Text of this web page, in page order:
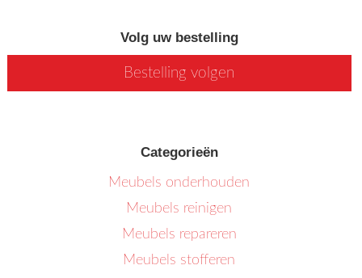
Volg uw bestelling
Bestelling volgen
Categorieën
Meubels onderhouden
Meubels reinigen
Meubels repareren
Meubels stofferen